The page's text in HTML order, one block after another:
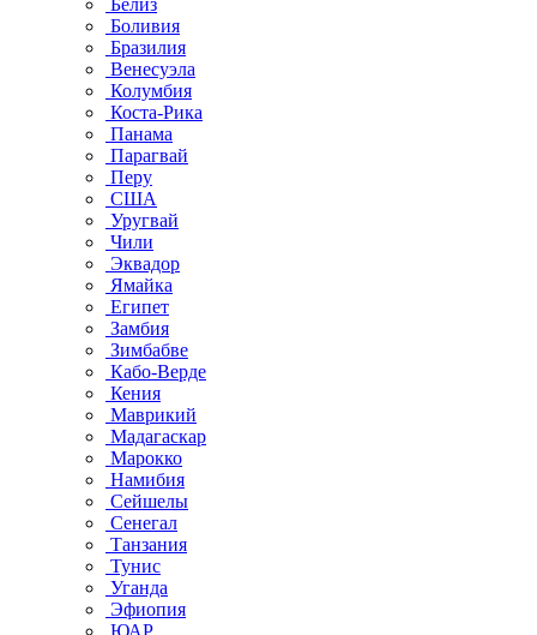
Белиз
Боливия
Бразилия
Венесуэла
Колумбия
Коста-Рика
Панама
Парагвай
Перу
США
Уругвай
Чили
Эквадор
Ямайка
Египет
Замбия
Зимбабве
Кабо-Верде
Кения
Маврикий
Мадагаскар
Марокко
Намибия
Сейшелы
Сенегал
Танзания
Тунис
Уганда
Эфиопия
ЮАР